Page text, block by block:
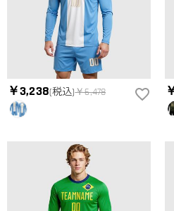
￥3,238(税込)￥6,478